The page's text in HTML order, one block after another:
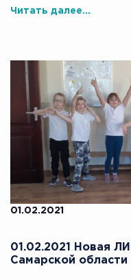
Читать далее...
01.02.2021
01.02.2021 Новая
Самарской области